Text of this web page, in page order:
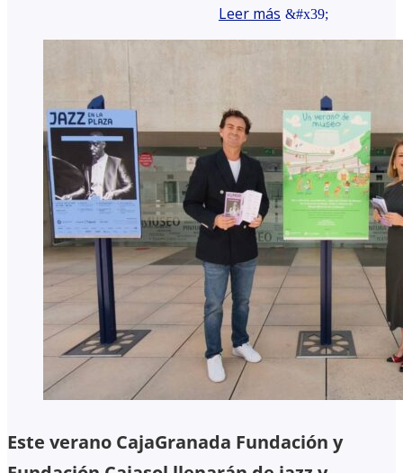
Leer más
Este verano CajaGranada Fundación y